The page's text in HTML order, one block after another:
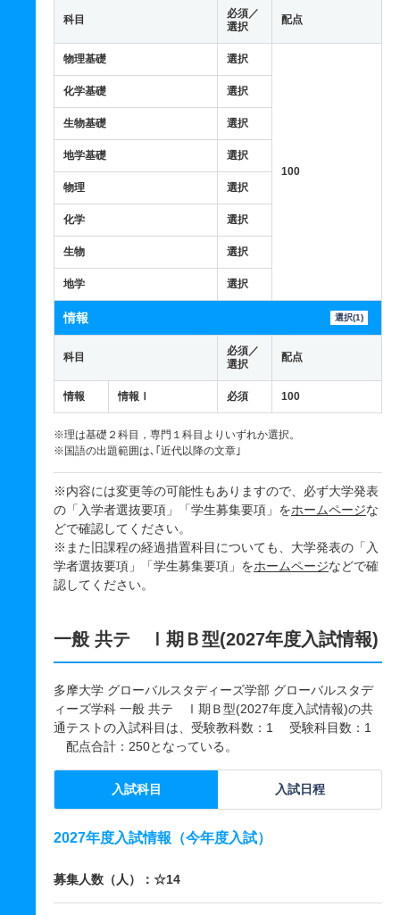
科目
必須／
選択
配点
物理基礎 選択
100
化学基礎 選択
生物基礎 選択
地学基礎 選択
物理 選択
化学 選択
生物 選択
地学 選択
情報 選択(1)
科目
必須／
選択
配点
情報 情報Ⅰ 必須 100
※理は基礎２科目，専門１科目よりいずれか選択。
※国語の出題範囲は､｢近代以降の文章｣
※内容には変更等の可能性もありますので、必ず大学発表
の「入学者選抜要項」「学生募集要項」をホームページな
どで確認してください。
※また旧課程の経過措置科目についても、大学発表の「入
学者選抜要項」「学生募集要項」をホームページなどで確
認してください。
一般 共テ Ⅰ期Ｂ型(2027年度入試情報)
多摩大学 グローバルスタディーズ学部 グローバルスタデ
ィーズ学科 一般 共テ Ⅰ期Ｂ型(2027年度入試情報)の共
通テストの入試科目は、受験教科数：1 受験科目数：1
配点合計：250となっている。
入試科目 入試日程
2027年度入試情報（今年度入試）
募集人数（人）：☆14